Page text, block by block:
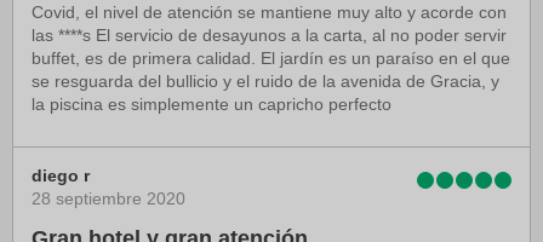
Covid, el nivel de atención se mantiene muy alto y acorde con
las ****s El servicio de desayunos a la carta, al no poder servir
buffet, es de primera calidad. El jardín es un paraíso en el que
se resguarda del bullicio y el ruido de la avenida de Gracia, y
la piscina es simplemente un capricho perfecto
diego r
28 septiembre 2020